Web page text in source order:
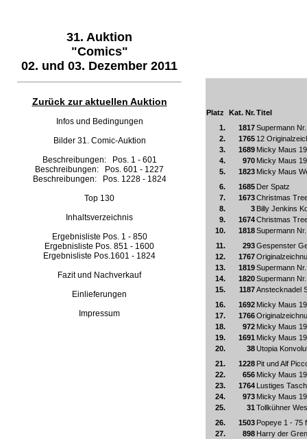
31. Auktion
"Comics"
02. und 03. Dezember 2011
Zurück zur aktuellen Auktion
Infos und Bedingungen
Bilder 31. Comic-Auktion
Beschreibungen: Pos. 1 - 601
Beschreibungen: Pos. 601 - 1227
Beschreibungen: Pos. 1228 - 1824
Top 130
Inhaltsverzeichnis
Ergebnisliste Pos. 1 - 850
Ergebnisliste Pos. 851 - 1600
Ergebnisliste Pos.1601 - 1824
Fazit und Nachverkauf
Einlieferungen
Impressum
Platz Kat. Nr.Titel
1.
1817Supermann
2.
1765 12
3.
1689 Micky Maus
4.
970 Micky Maus
5.
1823 Micky Maus
6.
1685 Der Spatz
7.
1673Christmas
8.
3 Billy Jenkins
9.
1674Christmas
10.
1818Supermann
11.
293Gespenster
12.
1767
13.
1819Supermann
14.
1820Supermann
15.
1187Anstecknadel
16.
1692 Micky Maus
17.
1766
18.
972 Micky Maus
19.
1691 Micky Maus
20.
38Utopia
21.
1228 Pit und Alf
22.
656 Micky Maus
23.
1764
Lustiges
24.
973 Micky Maus
25.
31 Tollkühner
26.
1503 Popeye 1 - 75
27.
898 Harry der